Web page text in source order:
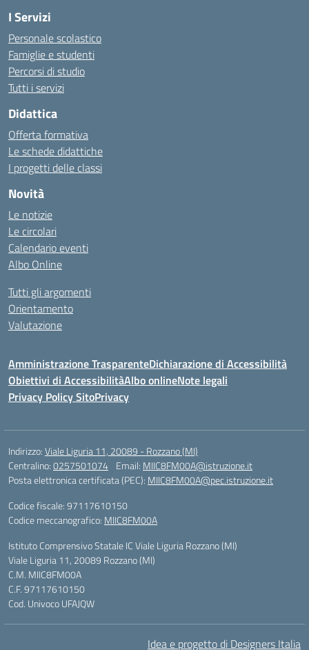
I Servizi
Personale scolastico
Famiglie e studenti
Percorsi di studio
Tutti i servizi
Didattica
Offerta formativa
Le schede didattiche
I progetti delle classi
Novità
Le notizie
Le circolari
Calendario eventi
Albo Online
Tutti gli argomenti
Orientamento
Valutazione
Amministrazione TrasparenteDichiarazione di Accessibilità
Obiettivi di AccessibilitàAlbo onlineNote legali
Privacy Policy SitoPrivacy
Indirizzo:Viale Liguria 11, 20089 - Rozzano (MI)
Centralino:0257501074 Email: MIIC8FM00A@istruzione.it
Posta elettronica certificata (PEC): MIIC8FM00A@pec.istruzione.it
Codice fiscale: 97117610150
Codice meccanografico: MIIC8FM00A
Istituto Comprensivo Statale IC Viale Liguria Rozzano (MI)
Viale Liguria 11, 20089 Rozzano (MI)
C.M. MIIC8FM00A
C.F. 97117610150
Cod. Univoco UFAJQW
Idea e progetto di Designers Italia